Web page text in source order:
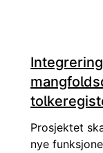
Prosjektet
nye